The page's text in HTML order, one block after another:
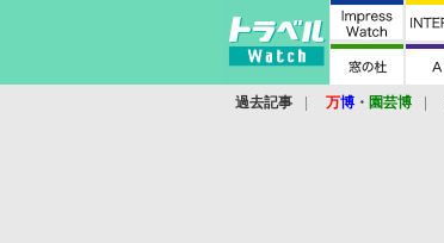
過去記事 万博 ・ 園芸博